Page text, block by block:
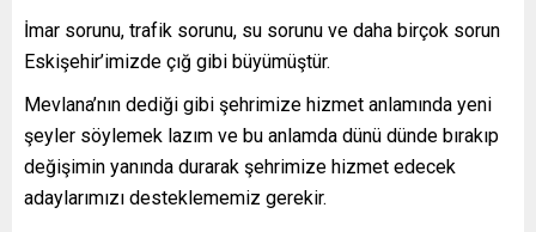
İmar sorunu, trafik sorunu, su sorunu ve daha birçok sorun
Eskişehir’imizde çığ gibi büyümüştür.
Mevlana’nın dediği gibi şehrimize hizmet anlamında yeni
şeyler söylemek lazım ve bu anlamda dünü dünde bırakıp
değişimin yanında durarak şehrimize hizmet edecek
adaylarımızı desteklememiz gerekir.